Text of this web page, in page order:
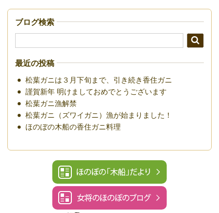
ブログ検索
最近の投稿
松葉ガニは３月下旬まで、引き続き香住ガニ
謹賀新年 明けましておめでとうございます
松葉ガニ漁解禁
松葉ガニ（ズワイガニ）漁が始まりました！
ほのぼの木船の香住ガニ料理